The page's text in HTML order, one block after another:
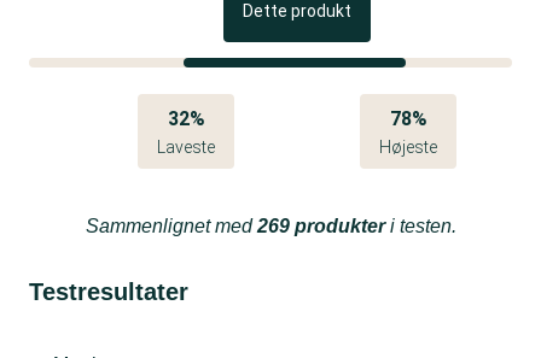
Dette produkt
32%
Laveste
78%
Højeste
Sammenlignet med269 produkteri testen.
Testresultater